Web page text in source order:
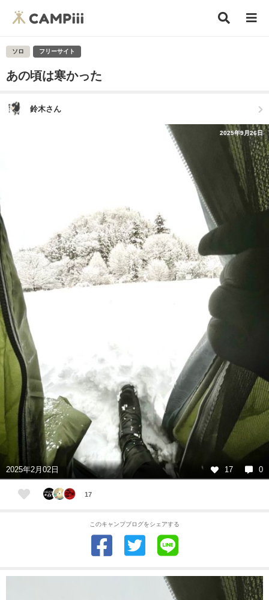
ソロ フリーサイト
あの頃は寒かった
鈴木さん
2025年9月26日
2025年2月02日 17 0
17
このキャンプブログをシェアする